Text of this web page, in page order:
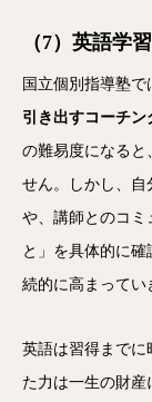
（7）英語学
国立個別指導塾
引き出すコーチン
の難易度になると
せん。しかし、自
や、講師とのコミ
と」を具体的に
続的に高まってい
英語は習得までに
た力は一生の財